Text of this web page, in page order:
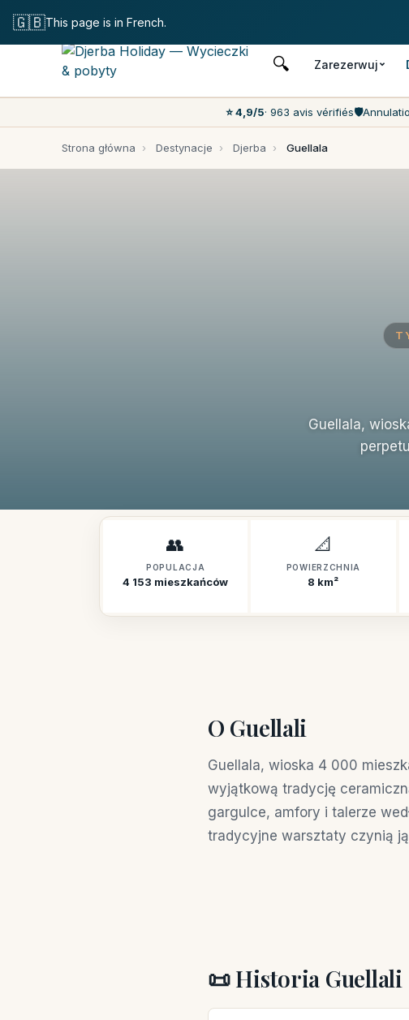
🔍 Zarezerwuj
⭐ 4,9/5· 963 avis vérifiés🛡️
Strona główna › Destynacje › Djerba › Guellala
Guellala,
👥
POPULACJA
4 153 mieszkańców
📐
POWIERZCHNIA
8 km²
O Guellali
Guellala, wioska 4 000
wyjątkową tradycję
gargulce, amfory i talerze
tradycyjne warsztaty czynią
📜 Historia Guellali
🇬🇧This page is in French.